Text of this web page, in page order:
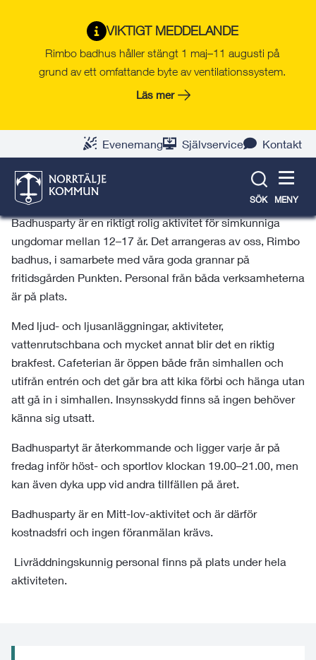
VIKTIGT MEDDELANDE
Rimbo badhus håller stängt 1 maj–11 augusti på
grund av ett omfattande byte av ventilationssystem.
Läs mer
Evenemang Självservice Kontakt
SÖK MENY
Rimbo badhus
Badhusparty på Rimbo
badhus
En riktig superaktivitet för simkunniga ungdomar
mellan 12–17 år.
Badhusparty är en riktigt rolig aktivitet för simkunniga
ungdomar mellan 12–17 år. Det arrangeras av oss, Rimbo
badhus, i samarbete med våra goda grannar på
fritidsgården Punkten. Personal från båda verksamheterna
är på plats.
Med ljud- och ljusanläggningar, aktiviteter,
vattenrutschbana och mycket annat blir det en riktig
brakfest. Cafeterian är öppen både från simhallen och
utifrån entrén och det går bra att kika förbi och hänga utan
att gå in i simhallen. Insynsskydd finns så ingen behöver
känna sig utsatt.
Badhuspartyt är återkommande och ligger varje år på
fredag inför höst- och sportlov klockan 19.00–21.00, men
kan även dyka upp vid andra tillfällen på året.
Badhusparty är en Mitt-lov-aktivitet och är därför
kostnadsfri och ingen föranmälan krävs.
Livräddningskunnig personal finns på plats under hela
aktiviteten.